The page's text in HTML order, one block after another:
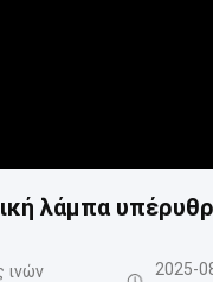
λάμπα
ινών
2025-